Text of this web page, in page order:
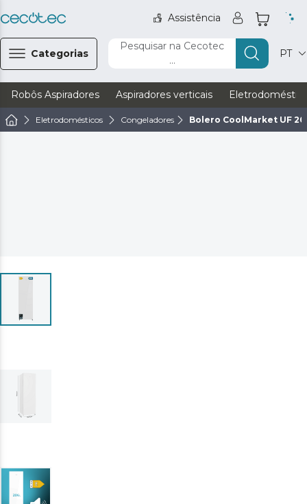
Assistência
Categorias
Pesquisar na Cecotec
...
PT
Robôs Aspiradores Aspiradores verticais
Eletrodomésticos Congeladores Bolero CoolMarket UF